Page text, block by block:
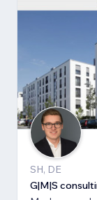
SH, DE
G|M|S